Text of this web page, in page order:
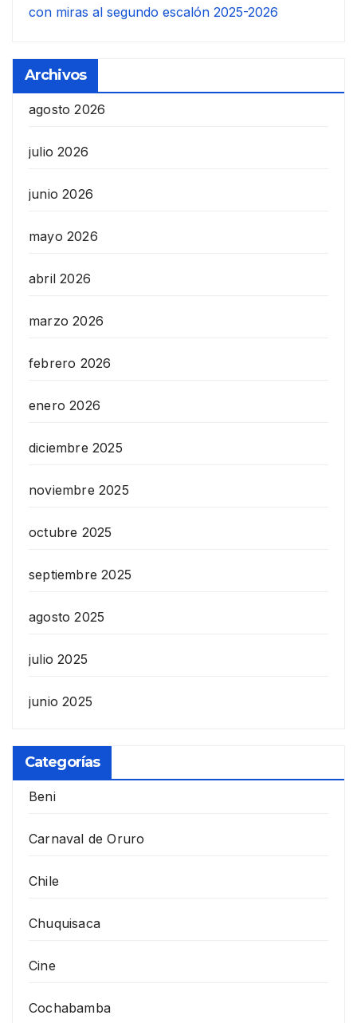
con miras al segundo escalón 2025-2026
Archivos
agosto 2026
julio 2026
junio 2026
mayo 2026
abril 2026
marzo 2026
febrero 2026
enero 2026
diciembre 2025
noviembre 2025
octubre 2025
septiembre 2025
agosto 2025
julio 2025
junio 2025
Categorías
Beni
Carnaval de Oruro
Chile
Chuquisaca
Cine
Cochabamba